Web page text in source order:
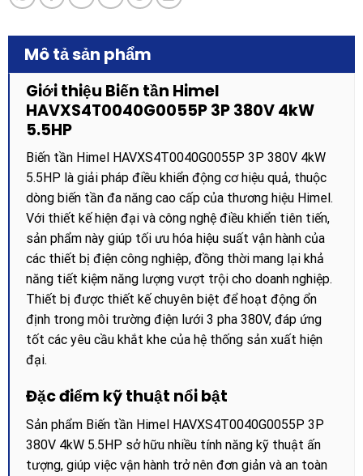
Mô tả sản phẩm
Giới thiệu Biến tần Himel
HAVXS4T0040G0055P 3P 380V 4kW
5.5HP
Biến tần Himel HAVXS4T0040G0055P 3P 380V 4kW
5.5HP là giải pháp điều khiển động cơ hiệu quả, thuộc
dòng biến tần đa năng cao cấp của thương hiệu Himel.
Với thiết kế hiện đại và công nghệ điều khiển tiên tiến,
sản phẩm này giúp tối ưu hóa hiệu suất vận hành của
các thiết bị điện công nghiệp, đồng thời mang lại khả
năng tiết kiệm năng lượng vượt trội cho doanh nghiệp.
Thiết bị được thiết kế chuyên biệt để hoạt động ổn
định trong môi trường điện lưới 3 pha 380V, đáp ứng
tốt các yêu cầu khắt khe của hệ thống sản xuất hiện
đại.
Đặc điểm kỹ thuật nổi bật
Sản phẩm Biến tần Himel HAVXS4T0040G0055P 3P
380V 4kW 5.5HP sở hữu nhiều tính năng kỹ thuật ấn
tượng, giúp việc vận hành trở nên đơn giản và an toàn